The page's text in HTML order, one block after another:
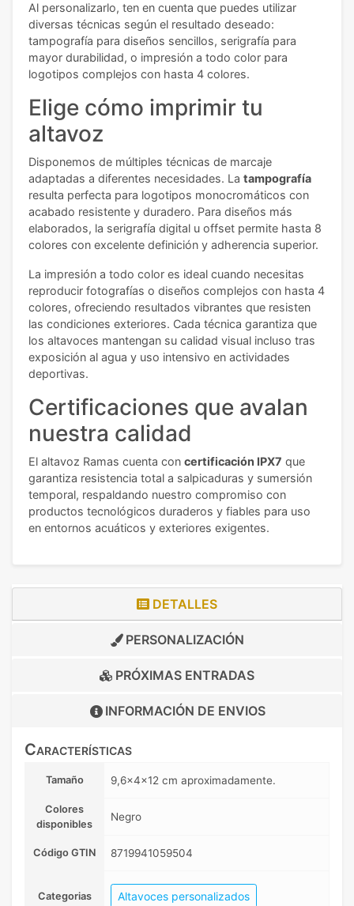
Al personalizarlo, ten en cuenta que puedes utilizar
diversas técnicas según el resultado deseado:
tampografía para diseños sencillos, serigrafía para
mayor durabilidad, o impresión a todo color para
logotipos complejos con hasta 4 colores.
Elige cómo imprimir tu
altavoz
Disponemos de múltiples técnicas de marcaje
adaptadas a diferentes necesidades. La tampografía
resulta perfecta para logotipos monocromáticos con
acabado resistente y duradero. Para diseños más
elaborados, la serigrafía digital u offset permite hasta 8
colores con excelente definición y adherencia superior.
La impresión a todo color es ideal cuando necesitas
reproducir fotografías o diseños complejos con hasta 4
colores, ofreciendo resultados vibrantes que resisten
las condiciones exteriores. Cada técnica garantiza que
los altavoces mantengan su calidad visual incluso tras
exposición al agua y uso intensivo en actividades
deportivas.
Certificaciones que avalan
nuestra calidad
El altavoz Ramas cuenta con certificación IPX7 que
garantiza resistencia total a salpicaduras y sumersión
temporal, respaldando nuestro compromiso con
productos tecnológicos duraderos y fiables para uso
en entornos acuáticos y exteriores exigentes.
DETALLES
PERSONALIZACIÓN
PRÓXIMAS ENTRADAS
INFORMACIÓN DE ENVIOS
Características
Tamaño 9,6x4x12 cm aproximadamente.
Colores
disponibles
Negro
Código GTIN 8719941059504
Categorias Altavoces personalizados